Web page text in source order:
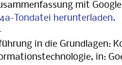
mit
Tondatei herunterladen.
in die Grundlagen:
in: